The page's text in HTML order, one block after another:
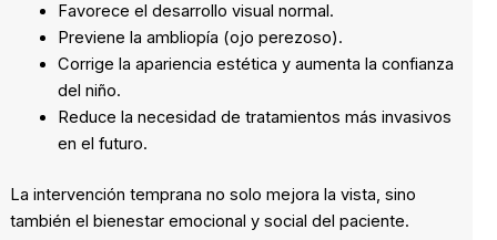
Favorece el desarrollo visual normal.
Previene la ambliopía (ojo perezoso).
Corrige la apariencia estética y aumenta la confianza
del niño.
Reduce la necesidad de tratamientos más invasivos
en el futuro.
La intervención temprana no solo mejora la vista, sino
también el bienestar emocional y social del paciente.